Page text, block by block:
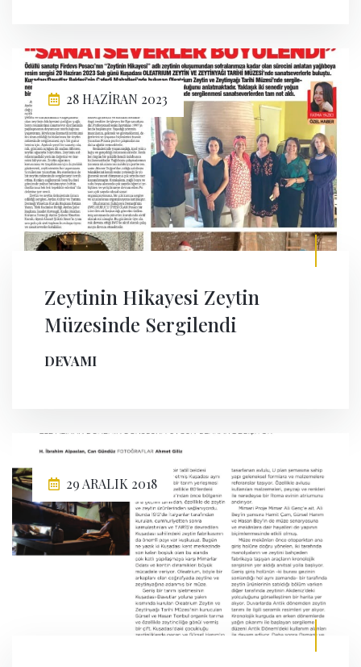
28 HAZIRAN 2023
Zeytinin Hikayesi Zeytin
Müzesinde Sergilendi
DEVAMI
29 ARALIK 2018